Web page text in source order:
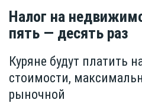
Налог на
пять — десять раз
Куряне будут платить
стоимости,
рыночной